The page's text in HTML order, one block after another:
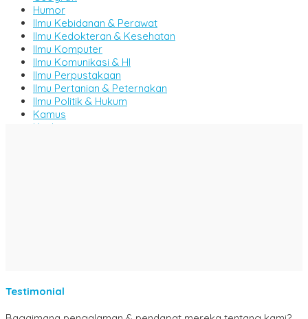
Humor
Ilmu Kebidanan & Perawat
Ilmu Kedokteran & Kesehatan
Ilmu Komputer
Ilmu Komunikasi & HI
Ilmu Perpustakaan
Ilmu Pertanian & Peternakan
Ilmu Politik & Hukum
Kamus
Kitab
Puisi
Testimonial